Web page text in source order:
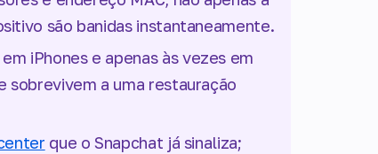
são banidas instantaneamente.
iPhones e apenas às vezes em
sobrevivem a uma restauração
que o Snapchat já sinaliza;